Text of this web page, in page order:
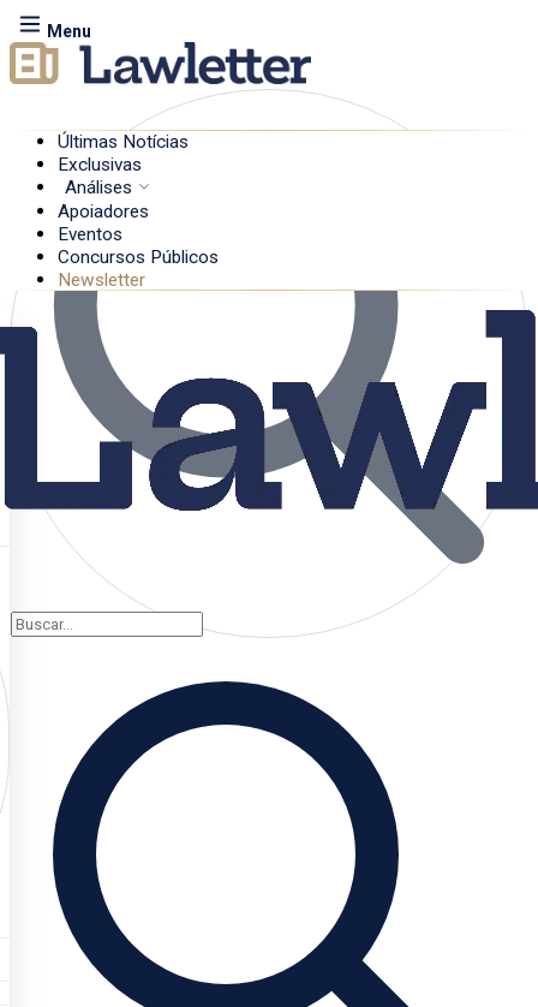
Menu
Últimas Notícias
Exclusivas
Análises
Apoiadores
Eventos
Concursos Públicos
Newsletter